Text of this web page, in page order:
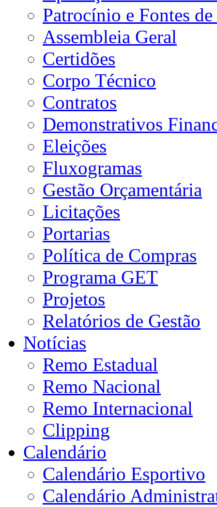
Patrocínio e Fontes de
Assembleia Geral
Certidões
Corpo Técnico
Contratos
Demonstrativos
Eleições
Fluxogramas
Gestão Orçamentária
Licitações
Portarias
Política de Compras
Programa GET
Projetos
Relatórios de Gestão
Notícias
Remo Estadual
Remo Nacional
Remo Internacional
Clipping
Calendário
Calendário Esportivo
Calendário